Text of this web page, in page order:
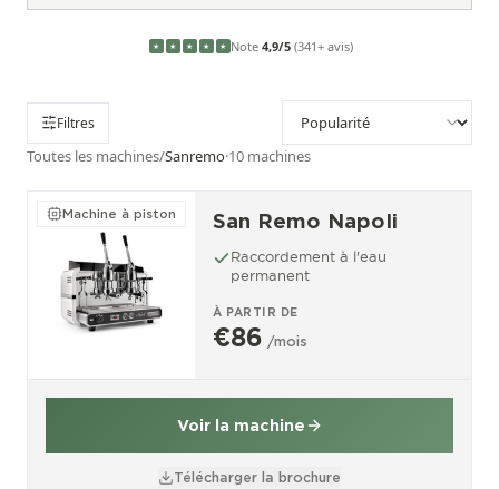
★ ★ ★ ★ ★ Note 4,9/5(341+ avis)
Filtres
Toutes les machines/Sanremo·10 machines
Machine à piston San Remo Napoli
Raccordement à l'eau
permanent
À PARTIR DE
€86 /mois
Voir la machine
Télécharger la brochure